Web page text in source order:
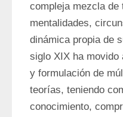
compleja mezcla de
mentalidades,
dinámica propia de
siglo XIX ha
y formulación de
teorías, teniendo
conocimiento,